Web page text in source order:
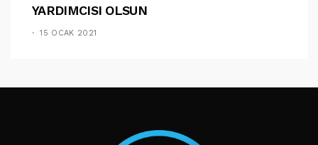
YARDIMCISI OLSUN
15 OCAK 2021
TAKIP ET